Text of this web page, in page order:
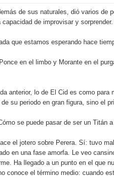
de sus naturales, dió varios
de improvisar y
que estamos esperando hace
en el limbo y Morante en el
anterior, lo de El Cid es como
su periodo en gran figura, sino el
se puede pasar de ser un Titán
el jotero sobre Perera. Sí: tuvo
en una fase amorfa. Le veo
Ha llegado a un punto en el que
conoce el término medio: cuando